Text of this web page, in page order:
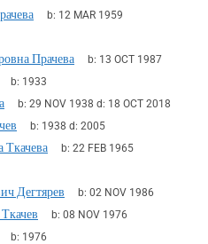
b: 12 MAR 1959
Прачева b: 13 OCT 1987
b: 1933
b: 29 NOV 1938 d: 18 OCT 2018
b: 1938 d: 2005
Ткачева b: 22 FEB 1965
Дегтярев b: 02 NOV 1986
b: 08 NOV 1976
b: 1976